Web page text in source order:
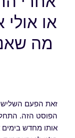
או
זאת הפעם
הפוסט הזה.
אותו מחדש בימים